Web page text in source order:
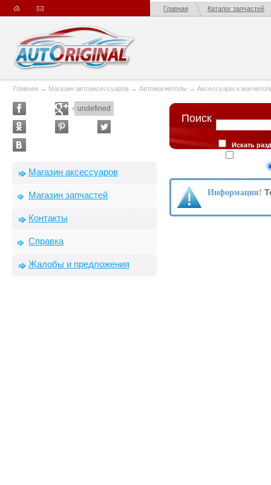
Главная Каталог запчастей
Главная → Магазин автоаксессуаров → Автомагнитолы → Аксессуары к
undefined
Магазин аксессуаров
Магазин запчастей
Контакты
Справка
Жалобы и предложения
Поиск
Искать
Информация!